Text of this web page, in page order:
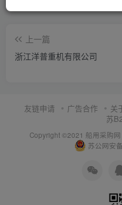
上一篇
浙江洋普重机有限公司
友链申请 广告合作 关
苏
Copyright ©2021 船用采购网
苏公网安